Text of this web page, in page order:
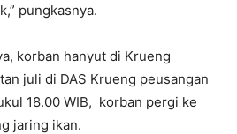
pungkasnya.
korban hanyut di Krueng
juli di DAS Krueng peusangan
18.00 WIB, korban pergi ke
jaring ikan.